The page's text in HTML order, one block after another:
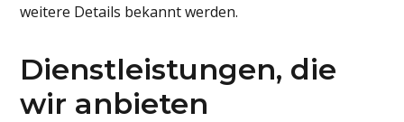
weitere Details bekannt werden.
Dienstleistungen, die
wir anbieten